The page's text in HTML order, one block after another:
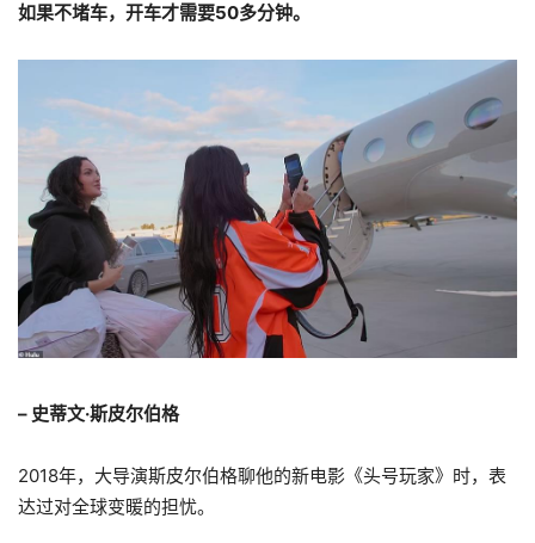
如果不堵车，开车才需要50多分钟。
– 史蒂文·斯皮尔伯格
2018年，大导演斯皮尔伯格聊他的新电影《头号玩家》时，表
达过对全球变暖的担忧。